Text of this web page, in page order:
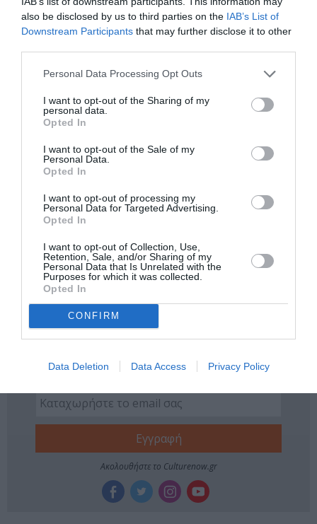
also be disclosed by us to third parties on the IAB’s List of
Downstream Participants that may further disclose it to other
Personal Data Processing Opt Outs
I want to opt-out of the Sharing of my
personal data.
Opted In
I want to opt-out of the Sale of my
Personal Data.
Opted In
I want to opt-out of processing my
Personal Data for Targeted Advertising.
Opted In
I want to opt-out of Collection, Use,
Retention, Sale, and/or Sharing of my
Personal Data that Is Unrelated with the
Purposes for which it was collected.
Opted In
CONFIRM
Data Deletion Data Access Privacy Policy
ΜΙΜΗΣ ΠΛΕΣΣΑΣΆρια της Ευρυδίκης, Νεκρό πουλί για
φωνή φλάουτο με ράμφος και τσέμπαλο
Ταυτότητα
Τοποθεσία
Ημερομηνία
Τιμές εισιτηρίων
15 ευρώ και 10 ευρώ (φοιτητικό)
Ακολουθήστε το Culturenow.gr στο Google News
μάθετε πρώτοι όλες τις ειδήσεις
Δείτε όλα τα τελευταία νέαγια την Τέχνη και τον
Πολιτισμό στοCulturenow.gr
Νέοι Διαγωνισμοί
Newsletter
Κάθε βδομάδα στο e-mail σας τα τελευταία νέα για
την Τέχνη και τον Πολιτισμό!
Ακολουθήστε το Culturenow.gr